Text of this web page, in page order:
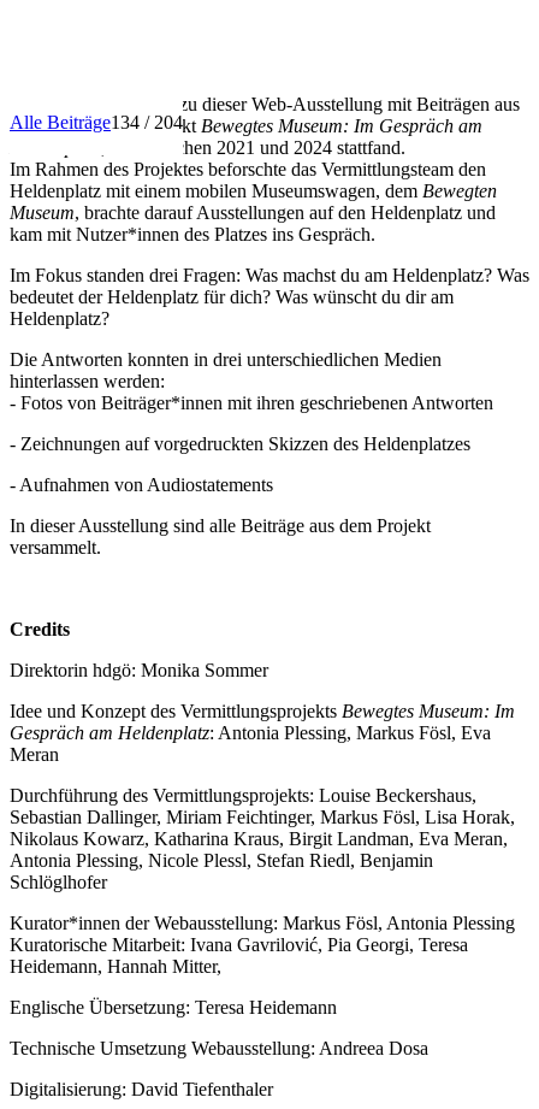
Herzlich willkommen zu dieser Web-Ausstellung mit Beiträgen aus
dem Vermittlungsprojekt Bewegtes Museum: Im Gespräch am
, das zwischen 2021 und 2024 stattfand.
Im Rahmen des Projektes beforschte das Vermittlungsteam den
Heldenplatz mit einem mobilen Museumswagen, dem Bewegten
Museum, brachte darauf Ausstellungen auf den Heldenplatz und
kam mit Nutzer*innen des Platzes ins Gespräch.
Im Fokus standen drei Fragen: Was machst du am Heldenplatz? Was
bedeutet der Heldenplatz für dich? Was wünscht du dir am
Heldenplatz?
Die Antworten konnten in drei unterschiedlichen Medien
hinterlassen werden:
- Fotos von Beiträger*innen mit ihren geschriebenen Antworten
- Zeichnungen auf vorgedruckten Skizzen des Heldenplatzes
- Aufnahmen von Audiostatements
In dieser Ausstellung sind alle Beiträge aus dem Projekt
versammelt.
Credits
Direktorin hdgö: Monika Sommer
Idee und Konzept des Vermittlungsprojekts Bewegtes Museum: Im
Gespräch am Heldenplatz: Antonia Plessing, Markus Fösl, Eva
Meran
Durchführung des Vermittlungsprojekts: Louise Beckershaus,
Sebastian Dallinger, Miriam Feichtinger, Markus Fösl, Lisa Horak,
Nikolaus Kowarz, Katharina Kraus, Birgit Landman, Eva Meran,
Antonia Plessing, Nicole Plessl, Stefan Riedl, Benjamin
Schlöglhofer
Kurator*innen der Webausstellung: Markus Fösl, Antonia Plessing
Kuratorische Mitarbeit: Ivana Gavrilović, Pia Georgi, Teresa
Heidemann, Hannah Mitter,
Englische Übersetzung: Teresa Heidemann
Technische Umsetzung Webausstellung: Andreea Dosa
Digitalisierung: David Tiefenthaler
Alle Beiträge134 / 204